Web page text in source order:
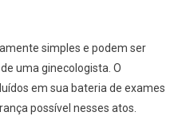
simples e podem ser
uma ginecologista. O
em sua bateria de exames
possível nesses atos.